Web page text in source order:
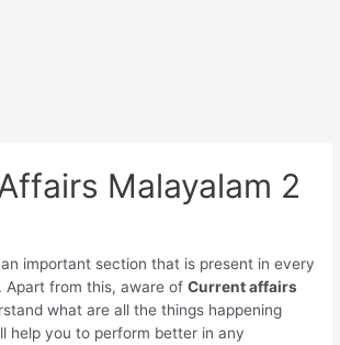
Malayalam 2
an important section that is present in every
Apart from this, aware ofCurrent affairs
what are all the things happening
help you to perform better in any